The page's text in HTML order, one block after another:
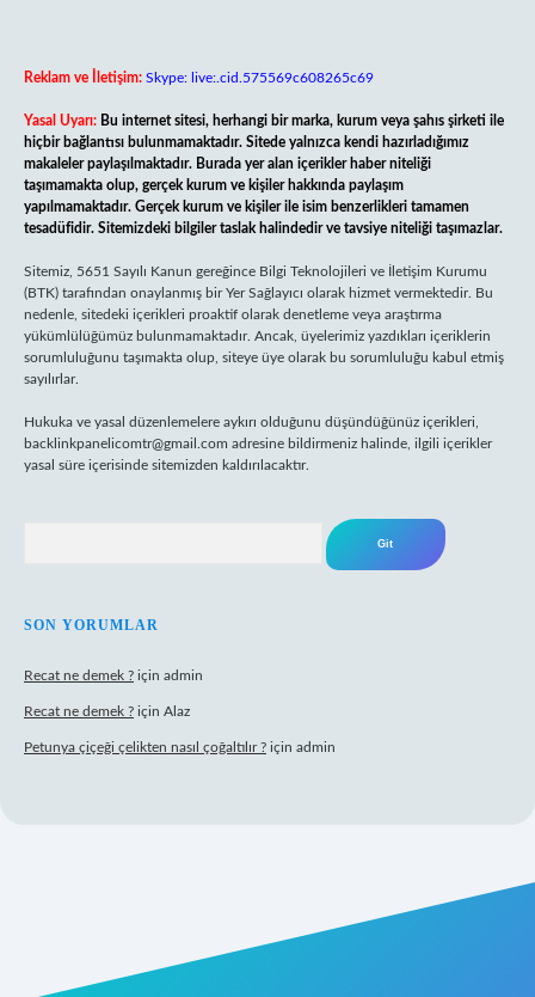
Reklam ve İletişim: Skype: live:.cid.575569c608265c69
Yasal Uyarı: Bu internet sitesi, herhangi bir marka, kurum veya şahıs şirketi ile
hiçbir bağlantısı bulunmamaktadır. Sitede yalnızca kendi hazırladığımız
makaleler paylaşılmaktadır. Burada yer alan içerikler haber niteliği
taşımamakta olup, gerçek kurum ve kişiler hakkında paylaşım
yapılmamaktadır. Gerçek kurum ve kişiler ile isim benzerlikleri tamamen
tesadüfidir. Sitemizdeki bilgiler taslak halindedir ve tavsiye niteliği taşımazlar.
Sitemiz, 5651 Sayılı Kanun gereğince Bilgi Teknolojileri ve İletişim Kurumu
(BTK) tarafından onaylanmış bir Yer Sağlayıcı olarak hizmet vermektedir. Bu
nedenle, sitedeki içerikleri proaktif olarak denetleme veya araştırma
yükümlülüğümüz bulunmamaktadır. Ancak, üyelerimiz yazdıkları içeriklerin
sorumluluğunu taşımakta olup, siteye üye olarak bu sorumluluğu kabul etmiş
sayılırlar.
Hukuka ve yasal düzenlemelere aykırı olduğunu düşündüğünüz içerikleri,
backlinkpanelicomtr@gmail.com adresine bildirmeniz halinde, ilgili içerikler
yasal süre içerisinde sitemizden kaldırılacaktır.
SON YORUMLAR
Recat ne demek ? için admin
Recat ne demek ? için Alaz
Petunya çiçeği çelikten nasıl çoğaltılır ? için admin